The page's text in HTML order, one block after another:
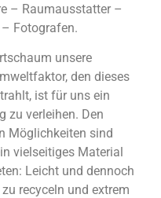
– Raumausstatter –
Fotografen.
unsere
den dieses
ist für uns ein
zu verleihen. Den
Möglichkeiten sind
vielseitiges Material
Leicht und dennoch
recyceln und extrem